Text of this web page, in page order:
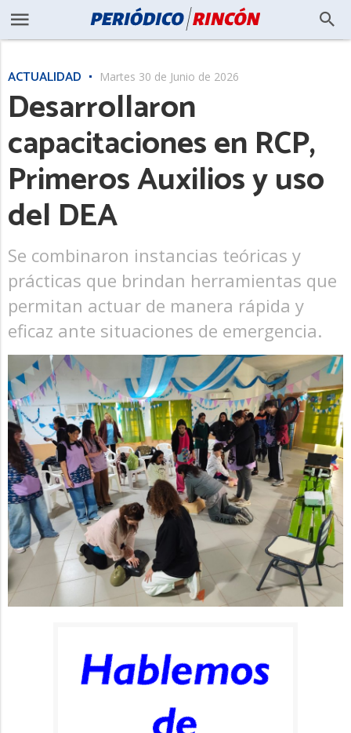
ACTUALIDAD Martes 30 de Junio de 2026
Desarrollaron
capacitaciones en RCP,
Primeros Auxilios y uso
del DEA
Se combinaron instancias teóricas y
prácticas que brindan herramientas que
permitan actuar de manera rápida y
eficaz ante situaciones de emergencia.